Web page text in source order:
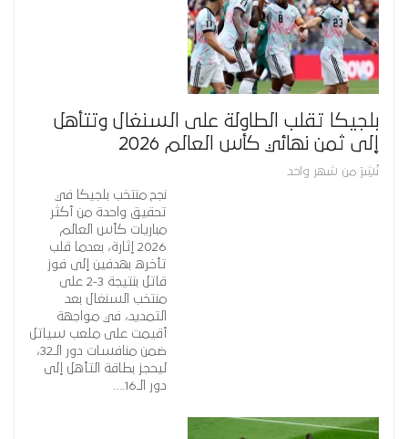
بلجيكا تقلب الطاولة على السنغال وتتأهل
إلى ثمن نهائي كأس العالم 2026
نُشِرَ من شهر واحد
نجح منتخب بلجيكا في
تحقيق واحدة من أكثر
مباريات كأس العالم
2026 إثارة، بعدما قلب
تأخره بهدفين إلى فوز
قاتل بنتيجة 3-2 على
منتخب السنغال بعد
التمديد، في مواجهة
أقيمت على ملعب سياتل
ضمن منافسات دور الـ32،
ليحجز بطاقة التأهل إلى
دور الـ16.…